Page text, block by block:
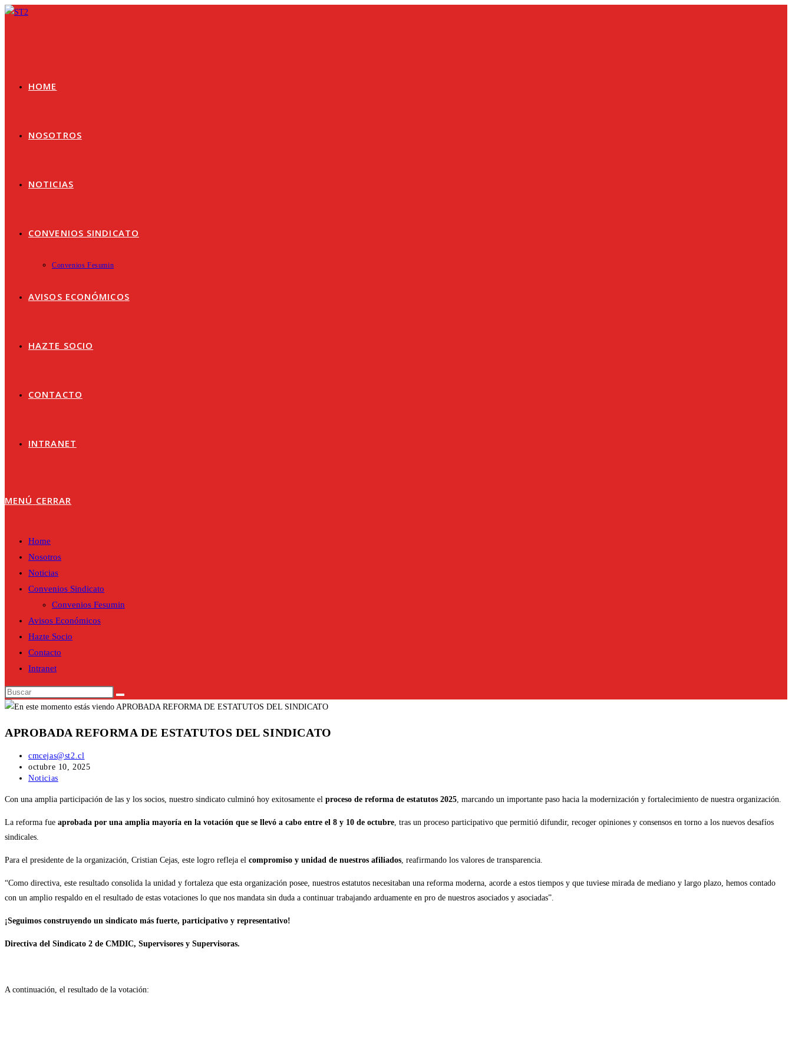
Ir
HOME
NOSOTROS
NOTICIAS
CONVENIOS SINDICATO
Convenios Fesumin
AVISOS ECONÓMICOS
HAZTE SOCIO
CONTACTO
INTRANET
MENÚ CERRAR
Home
Nosotros
Noticias
Convenios Sindicato
Convenios Fesumin
Avisos Económicos
Hazte Socio
Contacto
Intranet
Buscar
en
web
APROBADA REFORMA DE ESTATUTOS DEL SINDICATO
Autor
de
la
cmcejas@st2.cl
Publicación
de
entrada:
octubre 10, 2025
Categoría
la
Noticias
Con una amplia participación de las y los socios, nuestro sindicato culminó hoy exitosamente el proceso de reforma de estatutos 2025, marcando un importante paso hacia la modernización y fortalecimiento de nuestra organización.
La reforma fue aprobada por una amplia mayoría en la votación que se llevó a cabo entre el 8 y 10 de octubre, tras un proceso participativo que permitió difundir, recoger opiniones y consensos en torno a los nuevos desafíos
sindicales.
Para el presidente de la organización, Cristian Cejas, este logro refleja el compromiso y unidad de nuestros afiliados, reafirmando los valores de transparencia.
“Como directiva, este resultado consolida la unidad y fortaleza que esta organización posee, nuestros estatutos necesitaban una reforma moderna, acorde a estos tiempos y que tuviese mirada de mediano y largo plazo, hemos contado
con un amplio respaldo en el resultado de estas votaciones lo que nos mandata sin duda a continuar trabajando arduamente en pro de nuestros asociados y asociadas”.
¡Seguimos construyendo un sindicato más fuerte, participativo y representativo!
Directiva del Sindicato 2 de CMDIC, Supervisores y Supervisoras.
A continuación, el resultado de la votación: